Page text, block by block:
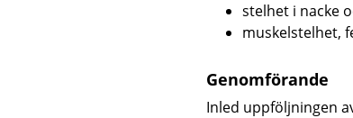
stelhet i nacke
muskelstelhet,
Genomförande
Inled uppföljningen